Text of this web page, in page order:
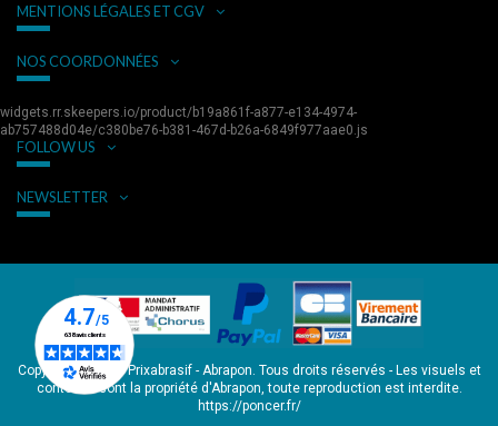
MENTIONS LÉGALES ET CGV
NOS COORDONNÉES
widgets.rr.skeepers.io/product/b19a861f-a877-e134-4974-
ab757488d04e/c380be76-b381-467d-b26a-6849f977aae0.js
FOLLOW US
NEWSLETTER
Copyright © 2026 Prixabrasif - Abrapon. Tous droits réservés - Les visuels et
contenus sont la propriété d'Abrapon, toute reproduction est interdite.
https://poncer.fr/